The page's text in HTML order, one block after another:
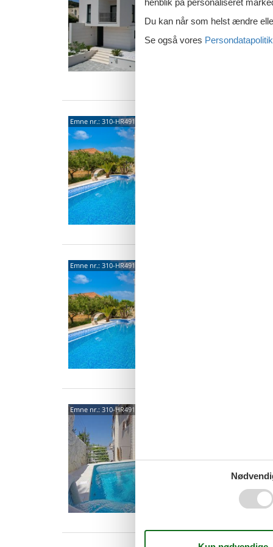
Nyd
10
Emne nr.: 310-HR4910.330.1
Emne nr.: 310-HR4910.330.4
Emne nr.: 310-HR4911.104.1
henblik på personaliseret
Du kan når som helst ændre
Se også vores Persondatapolitik